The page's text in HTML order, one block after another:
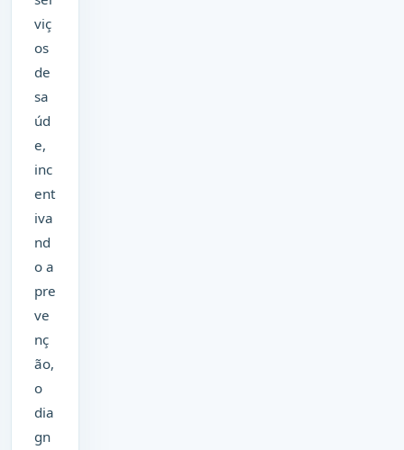
viç
os
de
sa
úd
e,
inc
ent
iva
nd
o a
pre
ve
nç
ão,
o
dia
gn